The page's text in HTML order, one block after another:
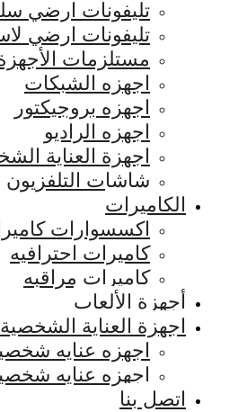
تليفونات ارضي
تليفونات ارضي
مستلزمات الأجهزة
اجهزه الشبكات
اجهزه بروجيكتور
اجهزه الراديو
اجهزة العناية
شاشات التلفزيون
الكاميرات
اكسسوارات
كاميرات احترافيه
كاميرات مراقبه
أجهزة الألعاب
اجهزة العناية الشخصية
اجهزه عنايه
اجهزه عنايه
اتصل بنا